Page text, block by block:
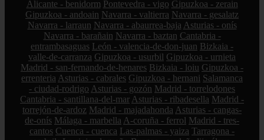
Alicante - benidorm Pontevedra - vigo Gipuzkoa - zerain
Gipuzkoa - andoain Navarra - valtierra Navarra - gesalatz
Navarra - larraun Navarra - abaurrea-baja Asturias - onís
Navarra - barañain Navarra - baztan Cantabria -
entrambasaguas León - valencia-de-don-juan Bizkaia -
valle-de-carranza Gipuzkoa - usurbil Gipuzkoa - urnieta
Madrid - san-fernando-de-henares Bizkaia - loiu Gipuzkoa -
errenteria Asturias - cabrales Gipuzkoa - hernani Salamanca
- ciudad-rodrigo Asturias - gozón Madrid - torrelodones
Cantabria - santillana-del-mar Asturias - ribadesella Madrid -
torrejón-de-ardoz Madrid - majadahonda Asturias - cangas-
de-onís Málaga - marbella A-coruña - ferrol Madrid - tres-
cantos Cuenca - cuenca Las-palmas - yaiza Tarragona -